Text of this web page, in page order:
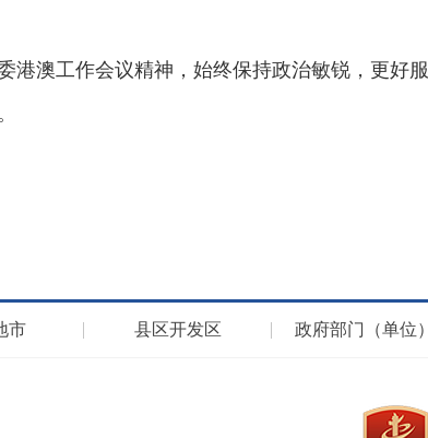
港澳工作会议精神，始终保持政治敏锐，更好
市 县区开发区 政府部门（单位）